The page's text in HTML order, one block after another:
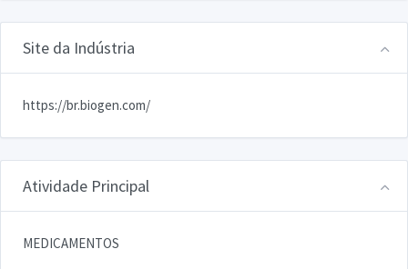
Site da Indústria
https://br.biogen.com/
Atividade Principal
MEDICAMENTOS